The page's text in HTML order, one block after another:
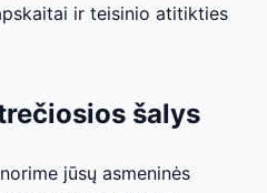
ir teisinio atitikties
šalys
jūsų asmeninės